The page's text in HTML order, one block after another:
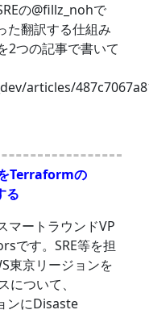
の@fillz_nohで
た翻訳する仕組み
2つの記事で書いて
articles/
Terraformの
る
マートラウンドVP
です。SRE等を担
東京リージョンを
ついて、
ンにDisaste